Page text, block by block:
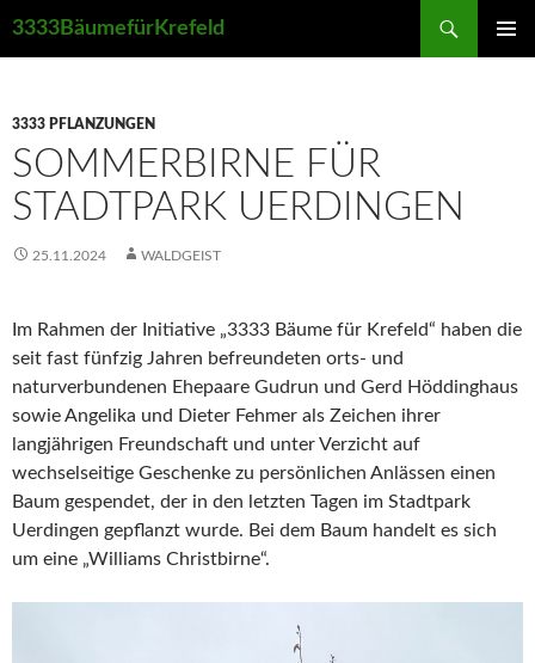
3333BäumefürKrefeld
3333 PFLANZUNGEN
SOMMERBIRNE FÜR
STADTPARK UERDINGEN
25.11.2024 WALDGEIST
Im Rahmen der Initiative „3333 Bäume für Krefeld“ haben die
seit fast fünfzig Jahren befreundeten orts- und
naturverbundenen Ehepaare Gudrun und Gerd Höddinghaus
sowie Angelika und Dieter Fehmer als Zeichen ihrer
langjährigen Freundschaft und unter Verzicht auf
wechselseitige Geschenke zu persönlichen Anlässen einen
Baum gespendet, der in den letzten Tagen im Stadtpark
Uerdingen gepflanzt wurde. Bei dem Baum handelt es sich
um eine „Williams Christbirne“.